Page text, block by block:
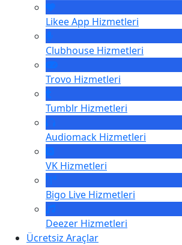
Likee App Hizmetleri
Clubhouse Hizmetleri
Trovo Hizmetleri
Tumblr Hizmetleri
Audiomack Hizmetleri
VK Hizmetleri
Bigo Live Hizmetleri
Deezer Hizmetleri
Ücretsiz Araçlar